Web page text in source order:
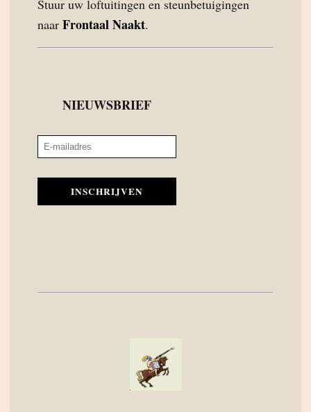
Stuur uw loftuitingen en steunbetuigingen
naar Frontaal Naakt.
NIEUWSBRIEF
INSCHRIJVEN